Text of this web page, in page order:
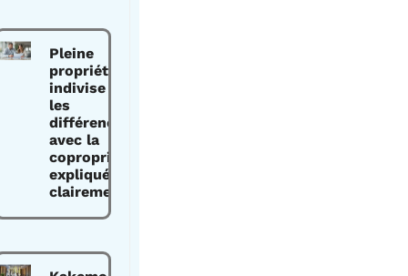
Pleine
propriété
indivise :
les
différences
avec la
copropriété
expliquées
clairement